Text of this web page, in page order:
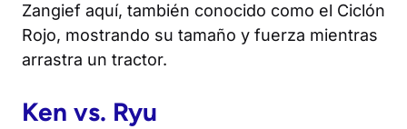
Zangief aquí, también conocido como el Ciclón
Rojo, mostrando su tamaño y fuerza mientras
arrastra un tractor.
Ken vs. Ryu